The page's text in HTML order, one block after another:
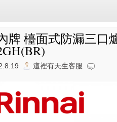
牌 檯面式防漏三口
這裡有天生客服